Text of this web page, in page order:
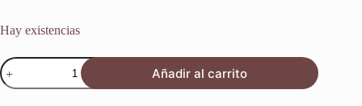
Hay existencias
Resortes
Horquilla
Suspension
Añadir al carrito